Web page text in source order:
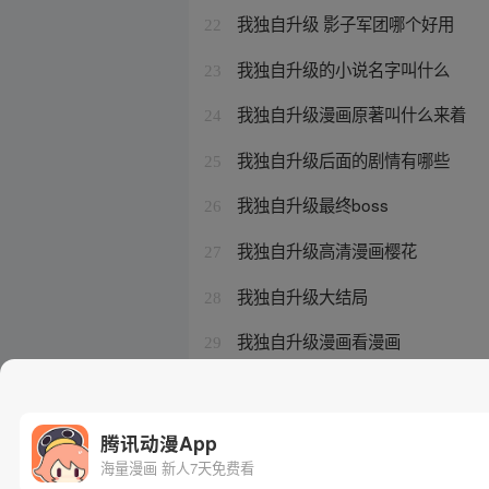
22 我独自升级 影子军团哪个好用
23 我独自升级的小说名字叫什么
24 我独自升级漫画原著叫什么来着
25 我独自升级后面的剧情有哪些
26 我独自升级最终boss
27 我独自升级高清漫画樱花
28 我独自升级大结局
29 我独自升级漫画看漫画
腾讯动漫App
海量漫画 新人7天免费看